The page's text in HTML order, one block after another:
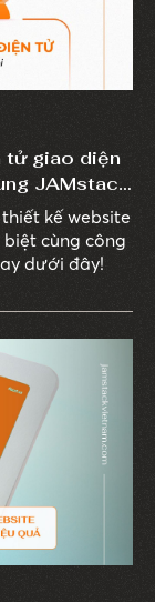
tử giao diện
JAMstack
kế website
cùng công
dưới đây!